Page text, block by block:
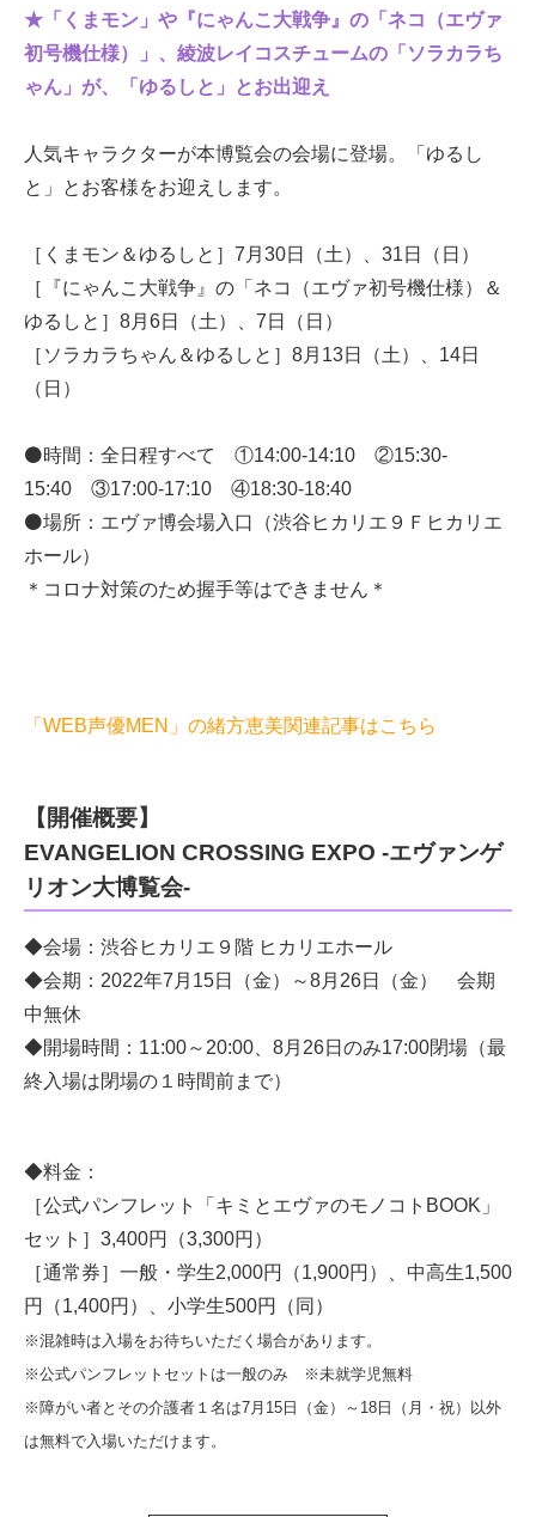
★「くまモン」や『にゃんこ大戦争』の「ネコ（エヴァ
初号機仕様）」、綾波レイコスチュームの「ソラカラち
ゃん」が、「ゆるしと」とお出迎え
人気キャラクターが本博覧会の会場に登場。「ゆるし
と」とお客様をお迎えします。
［くまモン＆ゆるしと］7月30日（土）、31日（日）
［『にゃんこ大戦争』の「ネコ（エヴァ初号機仕様）＆
ゆるしと］8月6日（土）、7日（日）
［ソラカラちゃん＆ゆるしと］8月13日（土）、14日
（日）
⚫時間：全日程すべて ①14:00-14:10 ②15:30-
15:40 ③17:00-17:10 ④18:30-18:40
⚫場所：エヴァ博会場入口（渋谷ヒカリエ９Ｆヒカリエ
ホール）
＊コロナ対策のため握手等はできません＊
「WEB声優MEN」の緒方恵美関連記事はこちら
【開催概要】
EVANGELION CROSSING EXPO -エヴァンゲ
リオン大博覧会-
◆会場：渋谷ヒカリエ９階 ヒカリエホール
◆会期：2022年7月15日（金）～8月26日（金） 会期
中無休
◆開場時間：11:00～20:00、8月26日のみ17:00閉場（最
終入場は閉場の１時間前まで）
◆料金：
［公式パンフレット「キミとエヴァのモノコトBOOK」
セット］3,400円（3,300円）
［通常券］一般・学生2,000円（1,900円）、中高生1,500
円（1,400円）、小学生500円（同）
※混雑時は入場をお待ちいただく場合があります。
※公式パンフレットセットは一般のみ ※未就学児無料
※障がい者とその介護者１名は7月15日（金）～18日（月・祝）以外
は無料で入場いただけます。